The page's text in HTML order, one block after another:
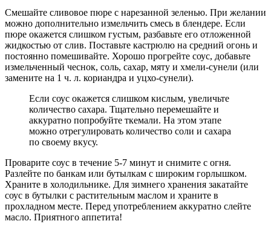
Смешайте сливовое пюре с нарезанной зеленью. При желании
можно дополнительно измельчить смесь в блендере. Если
пюре окажется слишком густым, разбавьте его отложенной
жидкостью от слив. Поставьте кастрюлю на средний огонь и
постоянно помешивайте. Хорошо прогрейте соус, добавьте
измельченный чеснок, соль, сахар, мяту и хмели-сунели (или
замените на 1 ч. л. кориандра и уцхо-сунели).
Если соус окажется слишком кислым, увеличьте
количество сахара. Тщательно перемешайте и
аккуратно попробуйте ткемали. На этом этапе
можно отрегулировать количество соли и сахара
по своему вкусу.
Проварите соус в течение 5-7 минут и снимите с огня.
Разлейте по банкам или бутылкам с широким горлышком.
Храните в холодильнике. Для зимнего хранения закатайте
соус в бутылки с растительным маслом и храните в
прохладном месте. Перед употреблением аккуратно слейте
масло. Приятного аппетита!